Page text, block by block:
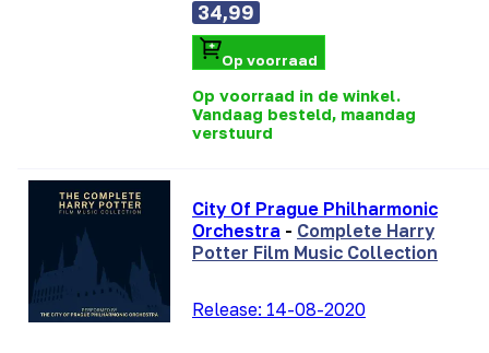
34,99
Op voorraad
Op voorraad in de winkel.
Vandaag besteld, maandag
verstuurd
City Of Prague Philharmonic
Orchestra - Complete Harry
Potter Film Music Collection
Release: 14-08-2020